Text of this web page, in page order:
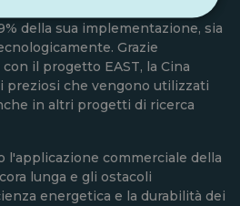
ruolo chiave nel progetto,
della sua implementazione, sia
Grazie
il progetto EAST, la Cina
preziosi che vengono utilizzati
in altri progetti di ricerca
l'applicazione commerciale della
lunga e gli ostacoli
energetica e la durabilità dei